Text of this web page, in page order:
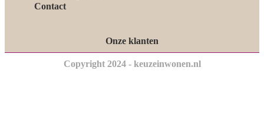
Contact
Onze klanten
Copyright 2024 - keuzeinwonen.nl